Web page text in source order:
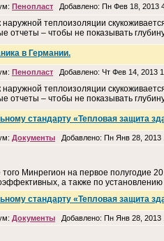
Пенопласт Добавлено: Пн Фев 18,
наружной теплоизоляции
отчеты – чтобы не показывать
в Германии.
Пенопласт Добавлено: Чт Фев 14, 2013
наружной теплоизоляции
отчеты – чтобы не показывать
стандарту «Тепловая защита
Документы Добавлено: Пн Янв 28,
того Минрегион на первое полугодие
а также по
стандарту «Тепловая защита
Документы Добавлено: Пн Янв 28,